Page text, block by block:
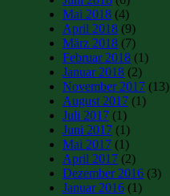
Mai 2018 (4)
April 2018 (9)
März 2018 (7)
Februar 2018 (1)
Januar 2018 (2)
November 2017 (13)
August 2017 (1)
Juli 2017 (1)
Juni 2017 (1)
Mai 2017 (1)
April 2017 (2)
Dezember 2016 (3)
Januar 2016 (1)